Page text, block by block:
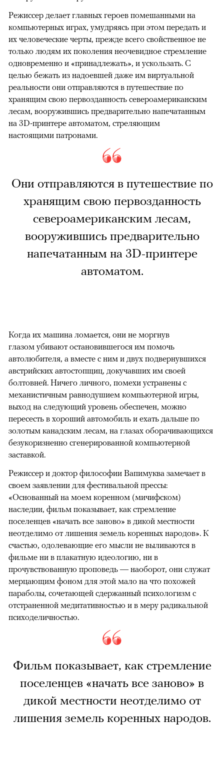
Режиссер делает главных героев помешанными на
компьютерных играх, умудряясь при этом передать и
их человеческие черты, прежде всего свойственное не
только людям их поколения неочевидное стремление
одновременно и «принадлежать», и ускользать. С
целью бежать из надоевшей даже им виртуальной
реальности они отправляются в путешествие по
хранящим свою первозданность североамериканским
лесам, вооружившись предварительно напечатанным
на 3D-принтере автоматом, стреляющим
настоящими патронами.
Они отправляются в путешествие по
хранящим свою первозданность
североамериканским лесам,
вооружившись предварительно
напечатанным на 3D-принтере
автоматом.
Когда их машина ломается, они не моргнув
глазом убивают остановившегося им помочь
автолюбителя, а вместе с ним и двух подвернувшихся
австрийских автостопщиц, докучавших им своей
болтовней. Ничего личного, помехи устранены с
механистичным равнодушием компьютерной игры,
выход на следующий уровень обеспечен, можно
пересесть в хороший автомобиль и ехать дальше по
золотым канадским лесам, на глазах оборачивающихся
безукоризненно сгенерированной компьютерной
заставкой.
Режиссер и доктор философии Вапимуква замечает в
своем заявлении для фестивальной прессы:
«Основанный на моем коренном (мичифском)
наследии, фильм показывает, как стремление
поселенцев «начать все заново» в дикой местности
неотделимо от лишения земель коренных народов». К
счастью, одолевающие его мысли не выливаются в
фильме ни в плакатную идеологию, ни в
прочувствованную проповедь — наоборот, они служат
мерцающим фоном для этой мало на что похожей
параболы, сочетающей сдержанный психологизм с
отстраненной медитативностью и в меру радикальной
психоделичностью.
Фильм показывает, как стремление
поселенцев «начать все заново» в
дикой местности неотделимо от
лишения земель коренных народов.